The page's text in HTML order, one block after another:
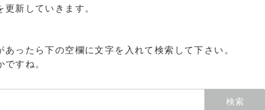
新していきます。
ったら下の空欄に文字を入れて検索して下さい。
ですね。